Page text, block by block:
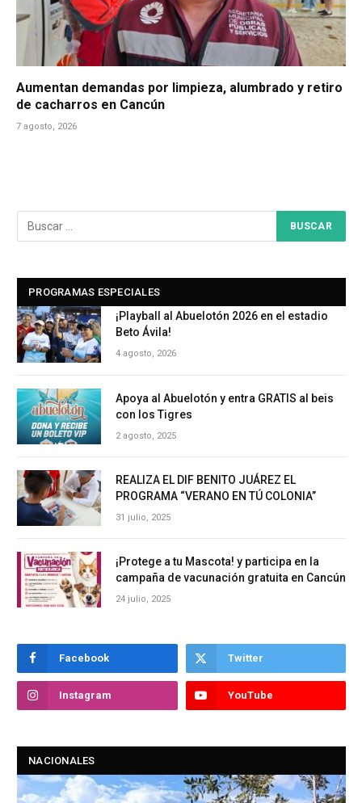
Aumentan demandas por limpieza, alumbrado y retiro
de cacharros en Cancún
7 agosto, 2026
PROGRAMAS ESPECIALES
¡Playball al Abuelotón 2026 en el estadio
Beto Ávila!
4 agosto, 2026
Apoya al Abuelotón y entra GRATIS al beis
con los Tigres
2 agosto, 2025
REALIZA EL DIF BENITO JUÁREZ EL
PROGRAMA “VERANO EN TÚ COLONIA”
31 julio, 2025
¡Protege a tu Mascota! y participa en la
campaña de vacunación gratuita en Cancún
24 julio, 2025
Facebook Twitter
Instagram YouTube
NACIONALES